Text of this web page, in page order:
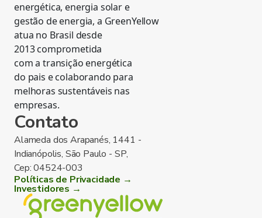
energética, energia solar e
gestão de energia, a GreenYellow
atua no Brasil desde
2013 comprometida
com a transição energética
do pais e colaborando para
melhoras sustentáveis nas
empresas.
Contato
Alameda dos Arapanés, 1441 -
Indianópolis, São Paulo - SP,
Cep: 04524-003
Políticas de Privacidade →
Investidores →